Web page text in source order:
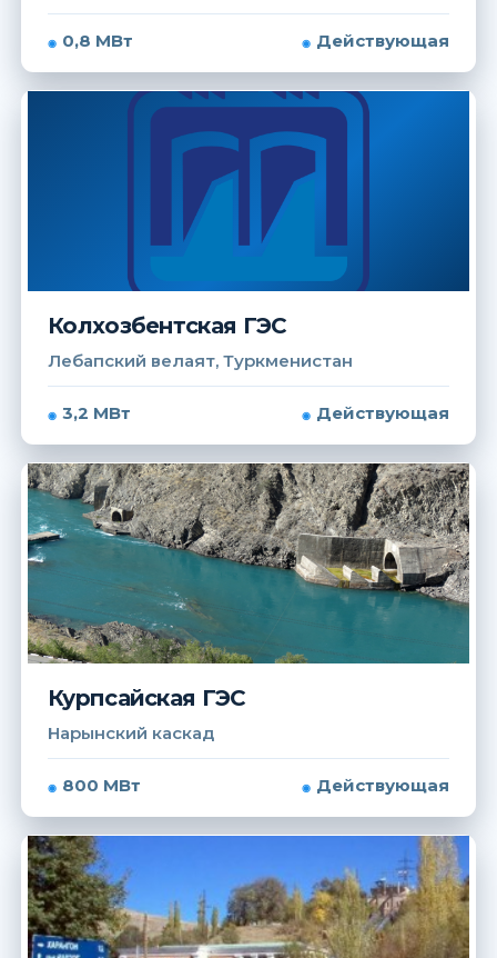
0,8 МВт Действующая
Колхозбентская ГЭС
Лебапский велаят, Туркменистан
3,2 МВт Действующая
Курпсайская ГЭС
Нарынский каскад
800 МВт Действующая